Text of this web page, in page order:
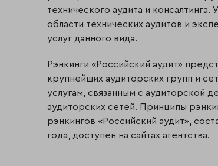
технического аудита и
области технических аудитов и
услуг данного вида.
Рэнкинги «Российский аудит»
крупнейших аудиторских групп и
услугам, связанным с аудиторской
аудиторских сетей. Принципы
рэнкингов «Российский аудит»,
года, доступен на сайтах агентства.